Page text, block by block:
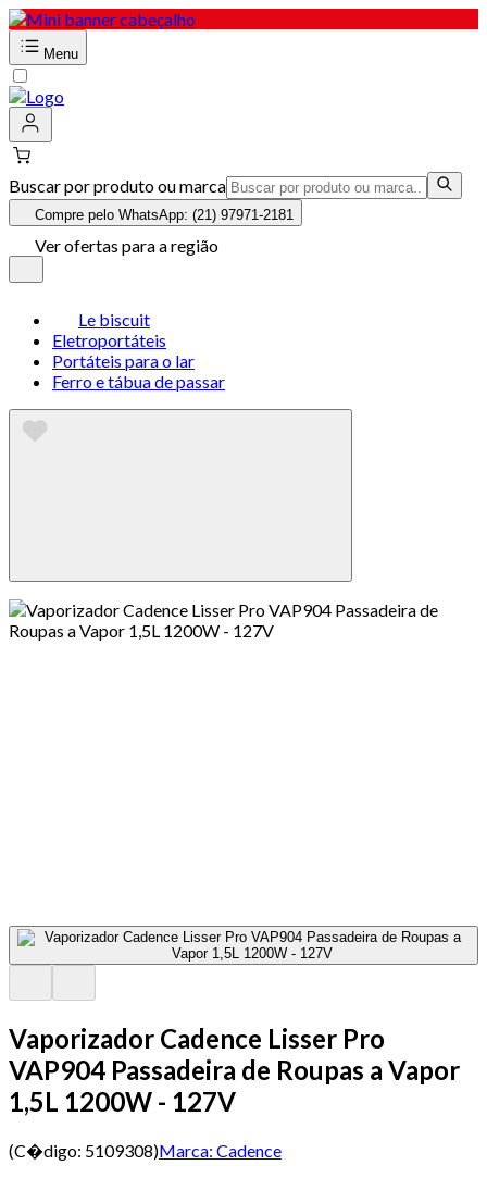
Menu
Buscar por produto ou marca
Compre pelo WhatsApp: (21) 97971-2181
Ver ofertas para a região
Le biscuit
Eletroportáteis
Portáteis para o lar
Ferro e tábua de passar
Vaporizador Cadence Lisser Pro
VAP904 Passadeira de Roupas a Vapor
1,5L 1200W - 127V
(C�digo: 5109308)Marca: Cadence